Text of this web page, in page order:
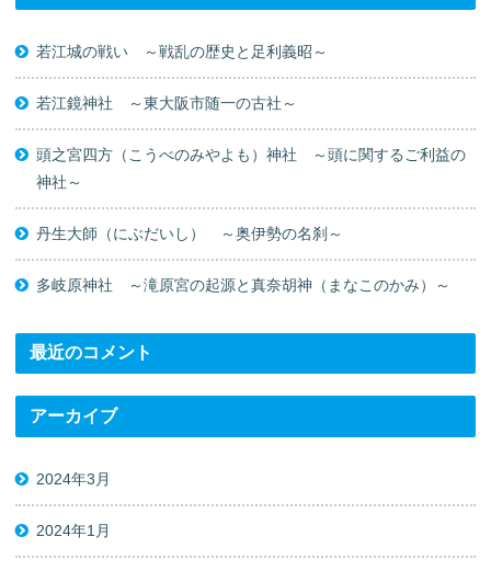
若江城の戦い ～戦乱の歴史と足利義昭～
若江鏡神社 ～東大阪市随一の古社～
頭之宮四方（こうべのみやよも）神社 ～頭に関するご利益の
神社～
丹生大師（にぶだいし） ～奥伊勢の名刹～
多岐原神社 ～滝原宮の起源と真奈胡神（まなこのかみ）～
最近のコメント
アーカイブ
2024年3月
2024年1月